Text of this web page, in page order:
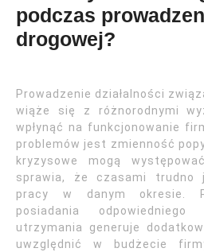
podczas
drogowej?
Prowadzenie działalności
wiąże się z różnorodnymi
wpłynąć na funkcjonowanie
problemów jest zmienność
kryzysowe mogą
sprawia, że czasami trudno
pracy w danym okresie.
posiadania
utrzymania generuje
uwzględnić w budżecie